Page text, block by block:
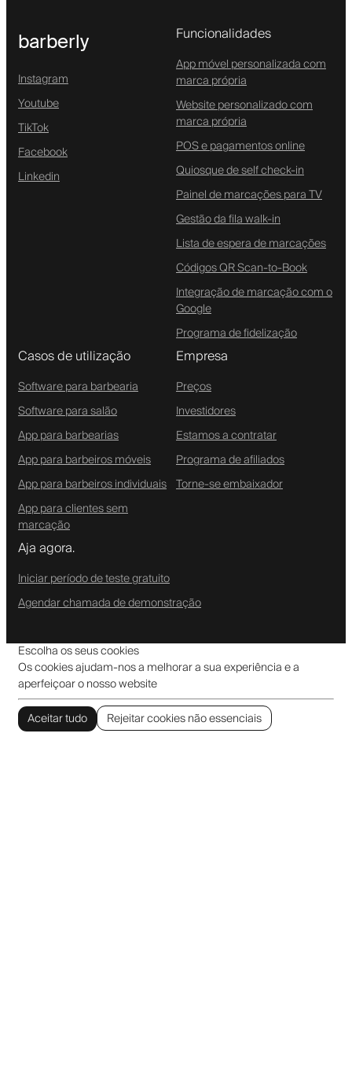
barberly
Instagram
Youtube
TikTok
Facebook
Linkedin
Funcionalidades
App móvel personalizada com
marca própria
Website personalizado com
marca própria
POS e pagamentos online
Quiosque de self check-in
Painel de marcações para TV
Gestão da fila walk-in
Lista de espera de marcações
Códigos QR Scan-to-Book
Integração de marcação com o
Google
Programa de fidelização
Casos de utilização
Software para barbearia
Software para salão
App para barbearias
App para barbeiros móveis
App para barbeiros individuais
App para clientes sem
marcação
Empresa
Preços
Investidores
Estamos a contratar
Programa de afiliados
Torne-se embaixador
Aja agora.
Iniciar período de teste gratuito
Agendar chamada de demonstração
Escolha os seus cookies
Os cookies ajudam-nos a melhorar a sua experiência e a
aperfeiçoar o nosso website
Aceitar tudo
Rejeitar cookies não essenciais